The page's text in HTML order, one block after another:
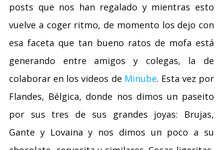
posts que nos han regalado y mientras esto
vuelve a coger ritmo, de momento los dejo con
esa faceta que tan bueno ratos de mofa está
generando entre amigos y colegas, la de
colaborar en los videos de Minube. Esta vez por
Flandes, Bélgica, donde nos dimos un paseito
por sus tres de sus grandes joyas: Brujas,
Gante y Lovaina y nos dimos un poco a su